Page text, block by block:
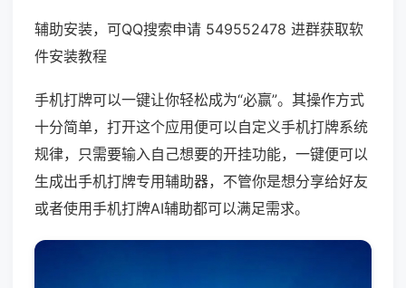
辅助安装，可QQ搜索申请 549552478 进群获取软
件安装教程
手机打牌可以一键让你轻松成为“必赢”。其操作方式
十分简单，打开这个应用便可以自定义手机打牌系统
规律，只需要输入自己想要的开挂功能，一键便可以
生成出手机打牌专用辅助器，不管你是想分享给好友
或者使用手机打牌AI辅助都可以满足需求。